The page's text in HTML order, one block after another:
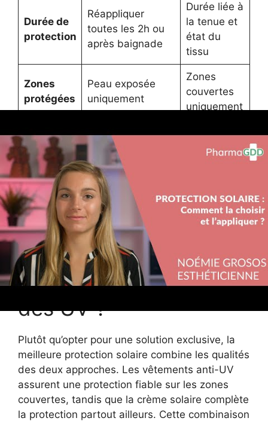
Durée de
protection
Réappliquer
toutes les 2h ou
après baignade
Durée liée à
la tenue et
état du
tissu
Zones
protégées
Peau exposée
uniquement
Zones
couvertes
uniquement
Risques
Mauvaise
application
diminue efficacité
; réactions
possibles
Peau non
couverte
Quelle stratégie
adopter pour protéger
sa peau efficacement
des UV ?
Plutôt qu’opter pour une solution exclusive, la
meilleure protection solaire combine les qualités
des deux approches. Les vêtements anti-UV
assurent une protection fiable sur les zones
couvertes, tandis que la crème solaire complète
la protection partout ailleurs. Cette combinaison